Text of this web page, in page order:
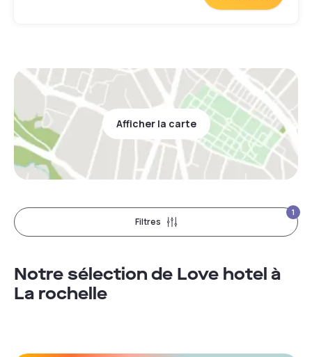
Afficher la carte
1
Filtres
Notre sélection de Love hotel à
La rochelle